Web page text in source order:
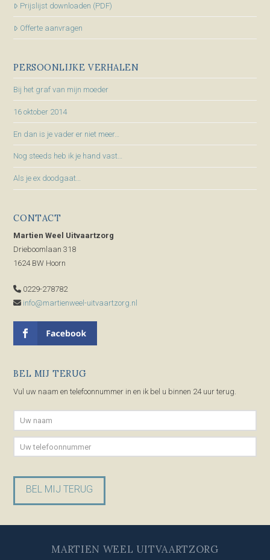
Prijslijst downloaden (PDF)
Offerte aanvragen
PERSOONLIJKE VERHALEN
Bij het graf van mijn moeder
16 oktober 2014
En dan is je vader er niet meer…
Nog steeds heb ik je hand vast…
Als je ex doodgaat…
CONTACT
Martien Weel Uitvaartzorg
Drieboomlaan 318
1624 BW Hoorn
0229-278782
info@martienweel-uitvaartzorg.nl
BEL MIJ TERUG
Vul uw naam en telefoonnummer in en ik bel u binnen 24 uur terug.
MARTIEN WEEL UITVAARTZORG